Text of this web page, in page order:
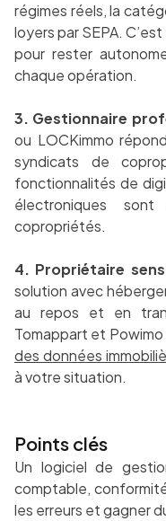
régimes réels, la
loyers par SEPA.
pour rester
chaque opération.
3. Gestionnaire
ou LOCKimmo
syndicats de
fonctionnalités de
électroniques
copropriétés.
4. Propriétaire
solution avec
au repos et en
Tomappart et
des données
à votre situation.
Points clés
Un logiciel de
comptable,
les erreurs et gagner